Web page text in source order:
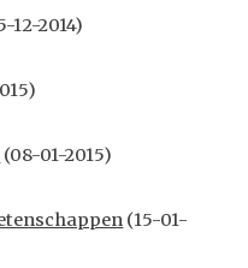
12-2014)
(08-01-2015)
(15-01-